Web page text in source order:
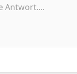
Ungeordnete Liste
ArialUnterstrichen
Inline-Code
2
horizontal line
SpoilerCode
entfernen
Entwurf speichern
Antwort....